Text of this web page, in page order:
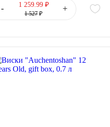
- 1 259.99 ₽
1 527₽
+